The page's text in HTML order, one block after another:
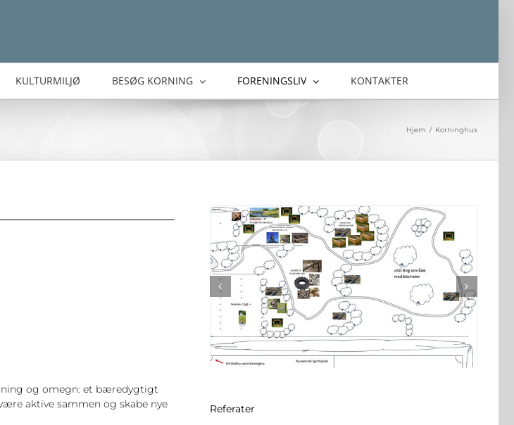
KULTURMILJØ BESØG KORNING FORENINGSLIV KONTAKTER
Hjem / Korninghus
og omegn: et bæredygtigt
aktive sammen og skabe nye
Referater